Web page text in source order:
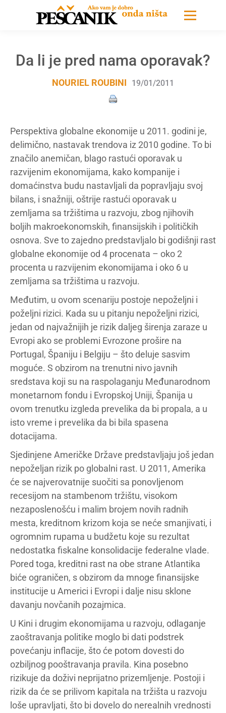
Da li je pred nama oporavak?
NOURIEL ROUBINI 19/01/2011
Perspektiva globalne ekonomije u 2011. godini je,
delimično, nastavak trendova iz 2010 godine. To bi
značilo anemičan, blago rastući oporavak u
razvijenim ekonomijama, kako kompanije i
domaćinstva budu nastavljali da popravljaju svoj
bilans, i snažniji, oštrije rastući oporavak u
zemljama sa tržištima u razvoju, zbog njihovih
boljih makroekonomskih, finansijskih i političkih
osnova. Sve to zajedno predstavljalo bi godišnji rast
globalne ekonomije od 4 procenata – oko 2
procenta u razvijenim ekonomijama i oko 6 u
zemljama sa tržištima u razvoju.
Međutim, u ovom scenariju postoje nepoželjni i
poželjni rizici. Kada su u pitanju nepoželjni rizici,
jedan od najvažnijih je rizik daljeg širenja zaraze u
Evropi ako se problemi Evrozone prošire na
Portugal, Španiju i Belgiju – što deluje sasvim
moguće. S obzirom na trenutni nivo javnih
sredstava koji su na raspolaganju Međunarodnom
monetarnom fondu i Evropskoj Uniji, Španija u
ovom trenutku izgleda prevelika da bi propala, a u
isto vreme i prevelika da bi bila spasena
dotacijama.
Sjedinjene Američke Države predstavljaju još jedan
nepoželjan rizik po globalni rast. U 2011, Amerika
će se najverovatnije suočiti sa ponovljenom
recesijom na stambenom tržištu, visokom
nezaposlenošću i malim brojem novih radnih
mesta, kreditnom krizom koja se neće smanjivati, i
ogromnim rupama u budžetu koje su rezultat
nedostatka fiskalne konsolidacije federalne vlade.
Pored toga, kreditni rast na obe strane Atlantika
biće ograničen, s obzirom da mnoge finansijske
institucije u Americi i Evropi i dalje nisu sklone
davanju novčanih pozajmica.
U Kini i drugim ekonomijama u razvoju, odlaganje
zaoštravanja politike moglo bi dati podstrek
povećanju inflacije, što će potom dovesti do
ozbiljnog pooštravanja pravila. Kina posebno
rizikuje da doživi neprijatno prizemljenje. Postoji i
rizik da će se prilivom kapitala na tržišta u razvoju
loše upravljati, što bi dovelo do nerealnih vrednosti